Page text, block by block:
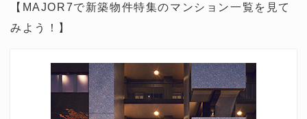
【MAJOR7で新築物件特集のマンション一覧を見て
みよう！】